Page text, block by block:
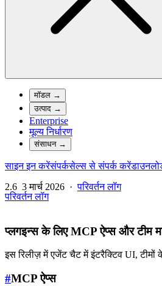
मॉडल →
उत्पाद →
Enterprise
मूल्य निर्धारण
संसाधन→
साइन इन करेंसंपर्कसेल्स से संपर्क करें
2.6 3 मार्च 2026 ·परिवर्तन लॉग
परिवर्तन लॉग
प्लगइन्स के लिए MCP ऐप्स और टीम
इस रिलीज़ में एजेंट चैट में इंटरैक्टिव UI, टीमों
#MCP ऐप्स